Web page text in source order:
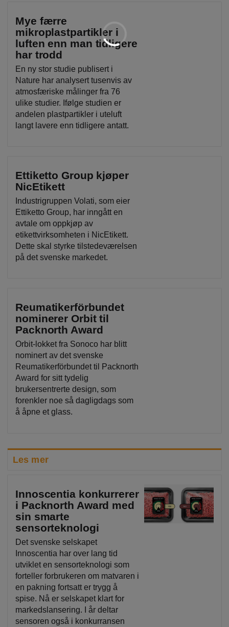
Mye færre
mikroplastpartikler i
luften enn man tidligere
har trodd
En ny stor studie publisert i
Nature har analysert tusenvis av
atmosfæriske målinger fra 76
ulike studier. Ifølge studien er
andelen plastpartikler i uteluft
langt lavere enn tidligere antatt.
Ettiketto Group kjøper
NicEtikett
Industrigruppen Volati, som eier
Ettiketto Group, har inngått en
avtale om oppkjøp av
etikettvirksomheten i NicEtikett.
Dette skal styrke tilstedeværelsen
på det svenske markedet.
Reumatikerförbundet
nominerer Orbit til
Packnorth Award
Orbit-lokket fra Sonoco har blitt
nominert av det svenske
Reumatikerförbundet til Packnorth
Award for sitt tydelig
brukersentrerte design, som
forenkler noe så dagligdags som
å åpne et glass.
Les mer
Innoscentia konkurrerer
i Packnorth Award med
sin smarte
sensorteknologi
Det svenske selskapet
Innoscentia har over lang tid
utviklet en sensorteknologi som
forteller forbrukeren om matvaren i
en pakning fortsatt er trygg å
spise. Nå er selskapet klart for
markedslansering. I år deltar
sensoren også i konkurransen